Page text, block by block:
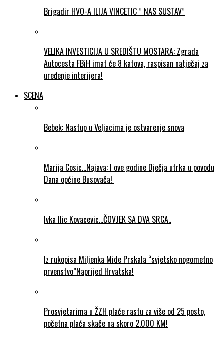
Brigadir HVO-A ILIJA VINCETIC ” NAS SUSTAV”
VELIKA INVESTICIJA U SREDIŠTU MOSTARA: Zgrada
Autocesta FBiH imat će 8 katova, raspisan natječaj za
uređenje interijera!
SCENA
Bebek: Nastup u Veljacima je ostvarenje snova
Marija Cosic…Najava: I ove godine Dječja utrka u povodu
Dana općine Busovača!
Ivka Ilic Kovacevic…ČOVJEK SA DVA SRCA..
Iz rukopisa Miljenka Mide Prskala “svjetsko nogometno
prvenstvo”Naprijed Hrvatska!
Prosvjetarima u ŽZH plaće rastu za više od 25 posto,
početna plaća skače na skoro 2.000 KM!